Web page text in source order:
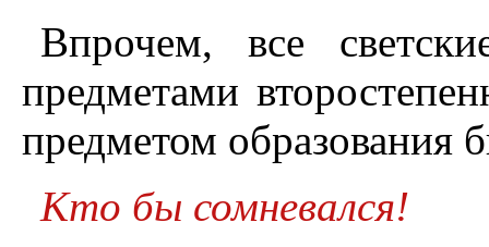
Впрочем, все
предметами
предметом образования
Кто бы сомневался!